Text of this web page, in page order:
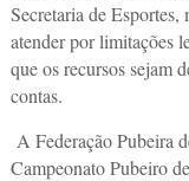
Secretaria de Esportes,
atender por limitações
que os recursos sejam
contas.
A Federação Pubeira
Campeonato Pubeiro